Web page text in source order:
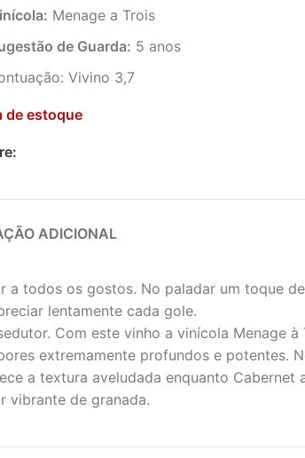
Menage a Trois
de Guarda: 5 anos
Vivino 3,7
de estoque
ADICIONAL
a todos os gostos. No paladar um toque
lentamente cada gole.
Com este vinho a vinícola Menage
extremamente profundos e potentes.
a textura aveludada enquanto Cabernet
vibrante de granada.